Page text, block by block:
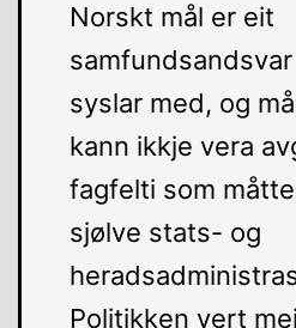
Norskt mål er eit
syslar med, og
kann ikkje vera
fagfelti som
sjølve stats- og
Politikken vert